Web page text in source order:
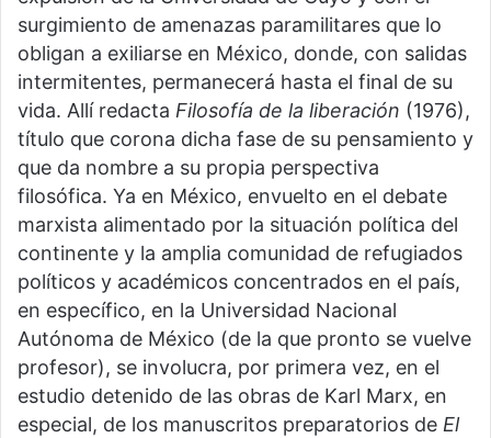
surgimiento de amenazas paramilitares que lo
obligan a exiliarse en México, donde, con salidas
intermitentes, permanecerá hasta el final de su
vida. Allí redacta Filosofía de la liberación (1976),
título que corona dicha fase de su pensamiento y
que da nombre a su propia perspectiva
filosófica. Ya en México, envuelto en el debate
marxista alimentado por la situación política del
continente y la amplia comunidad de refugiados
políticos y académicos concentrados en el país,
en específico, en la Universidad Nacional
Autónoma de México (de la que pronto se vuelve
profesor), se involucra, por primera vez, en el
estudio detenido de las obras de Karl Marx, en
especial, de los manuscritos preparatorios de El